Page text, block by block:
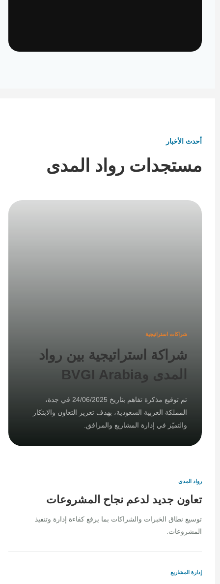
أحدث الأخبار
مستجدات رواد المدى
شراكات استراتيجية
شراكة استراتيجية بين رواد
المدى وBVGI Arabia
تم توقيع مذكرة تفاهم بتاريخ 24/06/2025 في جدة،
المملكة العربية السعودية، بهدف تعزيز التعاون والابتكار
والتميّز في إدارة المشاريع والمرافق.
رواد المدى
تعاون جديد لدعم نجاح المشروعات
توسيع نطاق الخبرات والشراكات بما يرفع كفاءة إدارة وتنفيذ
المشروعات.
إدارة المشاريع